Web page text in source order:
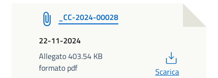
_CC-2024-00028
22-11-2024
Allegato 403.54 KB
formato pdf
Scarica